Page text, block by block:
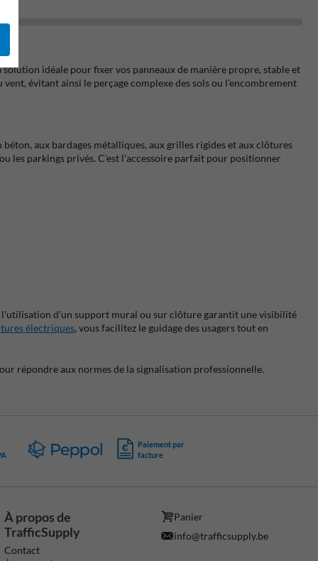
idéale pour fixer vos panneaux de manière propre, stable et
évitant ainsi le perçage complexe des sols ou l'encombrement
aux bardages métalliques, aux grilles rigides et aux clôtures
les parkings privés. C'est l'accessoire parfait pour positionner
d'un support mural ou sur clôture garantit une visibilité
électriques, vous facilitez le guidage des usagers tout en
répondre aux normes de la signalisation professionnelle.
Paiement par
facture
À propos de
TrafficSupply
Contact
Panier
info@trafficsupply.be